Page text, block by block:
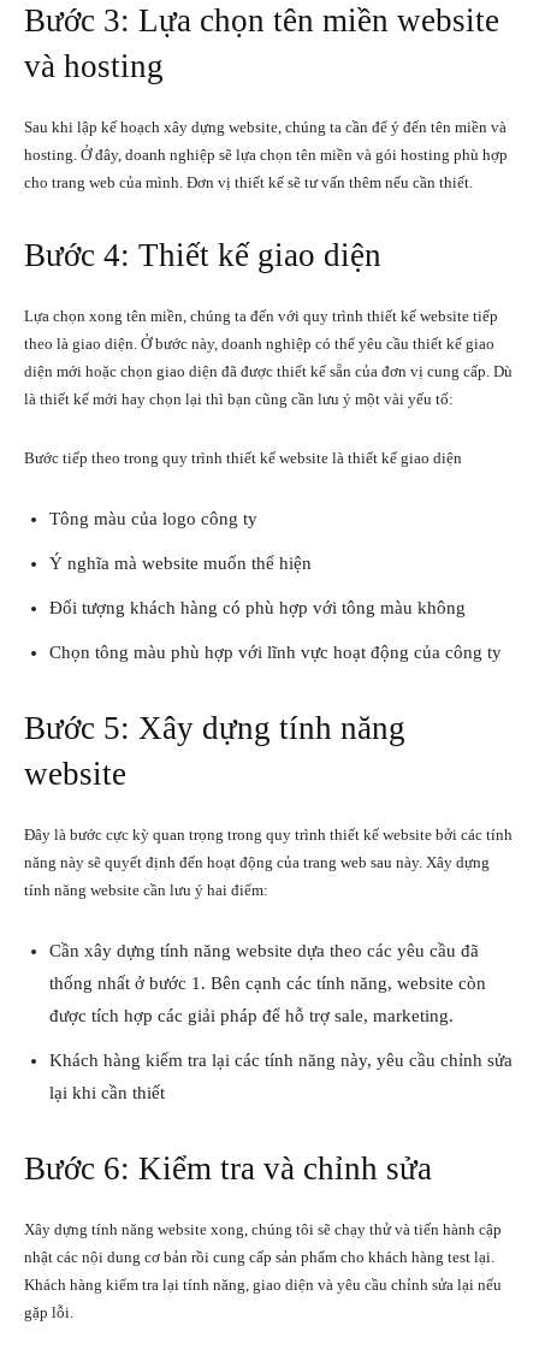
Bước 3: Lựa chọn tên miền website
và hosting
Sau khi lập kế hoạch xây dựng website, chúng ta cần để ý đến tên miền và
hosting. Ở đây, doanh nghiệp sẽ lựa chọn tên miền và gói hosting phù hợp
cho trang web của mình. Đơn vị thiết kế sẽ tư vấn thêm nếu cần thiết.
Bước 4: Thiết kế giao diện
Lựa chọn xong tên miền, chúng ta đến với quy trình thiết kế website tiếp
theo là giao diện. Ở bước này, doanh nghiệp có thể yêu cầu thiết kế giao
diện mới hoặc chọn giao diện đã được thiết kế sẵn của đơn vị cung cấp. Dù
là thiết kế mới hay chọn lại thì bạn cũng cần lưu ý một vài yếu tố:
Bước tiếp theo trong quy trình thiết kế website là thiết kế giao diện
Tông màu của logo công ty
Ý nghĩa mà website muốn thể hiện
Đối tượng khách hàng có phù hợp với tông màu không
Chọn tông màu phù hợp với lĩnh vực hoạt động của công ty
Bước 5: Xây dựng tính năng
website
Đây là bước cực kỳ quan trọng trong quy trình thiết kế website bởi các tính
năng này sẽ quyết định đến hoạt động của trang web sau này. Xây dựng
tính năng website cần lưu ý hai điểm:
Cần xây dựng tính năng website dựa theo các yêu cầu đã
thống nhất ở bước 1. Bên cạnh các tính năng, website còn
được tích hợp các giải pháp để hỗ trợ sale, marketing.
Khách hàng kiểm tra lại các tính năng này, yêu cầu chỉnh sửa
lại khi cần thiết
Bước 6: Kiểm tra và chỉnh sửa
Xây dựng tính năng website xong, chúng tôi sẽ chạy thử và tiến hành cập
nhật các nội dung cơ bản rồi cung cấp sản phẩm cho khách hàng test lại.
Khách hàng kiểm tra lại tính năng, giao diện và yêu cầu chỉnh sửa lại nếu
gặp lỗi.